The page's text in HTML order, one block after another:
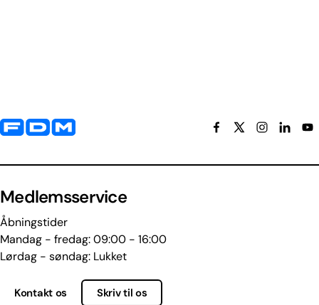
Yderligere information og kontaktoplysninger
Medlemsservice
Åbningstider
Mandag - fredag: 09:00 - 16:00
Lørdag - søndag: Lukket
Kontakt os Skriv til os